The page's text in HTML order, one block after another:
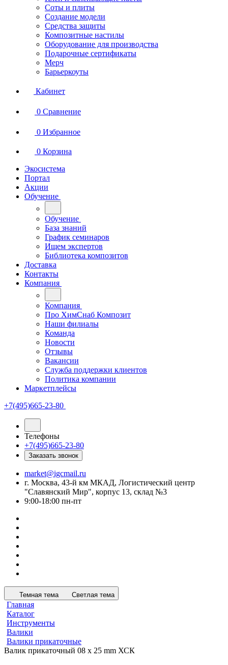
Соты и плиты
Создание модели
Средства защиты
Композитные настилы
Оборудование для производства
Подарочные сертификаты
Мерч
Барьеркоуты
Кабинет
0 Сравнение
0 Избранное
0 Корзина
Экосистема
Портал
Акции
Обучение
Обучение
База знаний
График семинаров
Ищем экспертов
Библиотека композитов
Доставка
Контакты
Компания
Компания
Про ХимСнаб Композит
Наши филиалы
Команда
Новости
Отзывы
Вакансии
Служба поддержки клиентов
Политика компании
Маркетплейсы
+7(495)665-23-80
Телефоны
+7(495)665-23-80
Заказать звонок
market@igcmail.ru
г. Москва, 43-й км МКАД, Логистический центр
"Славянский Мир", корпус 13, склад №3
9:00-18:00 пн-пт
Темная тема Светлая тема
Главная
Каталог
Инструменты
Валики
Валики прикаточные
Валик прикаточный 08 х 25 mm ХСК